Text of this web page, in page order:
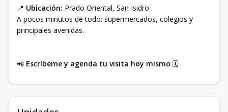
📍 Ubicación: Prado Oriental, San Isidro
A pocos minutos de todo: supermercados, colegios y
principales avenidas.
📲 Escríbeme y agenda tu visita hoy mismo 🗓️